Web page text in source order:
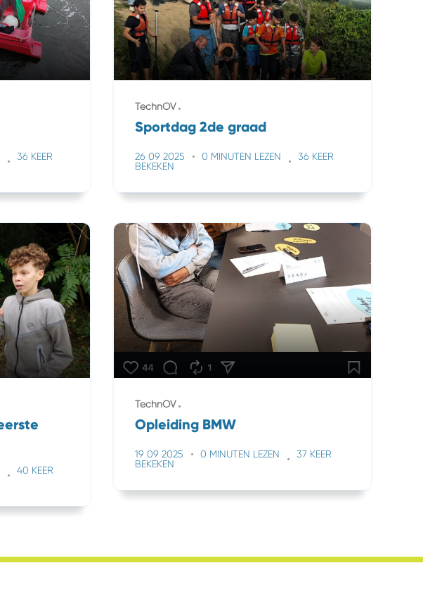
36 KEER
TechnOV
Sportdag 2de graad
26 09 2025 0 MINUTEN LEZEN
36 KEER
BEKEKEN
40 KEER
TechnOV
Opleiding BMW
19 09 2025 0 MINUTEN LEZEN
37 KEER
BEKEKEN